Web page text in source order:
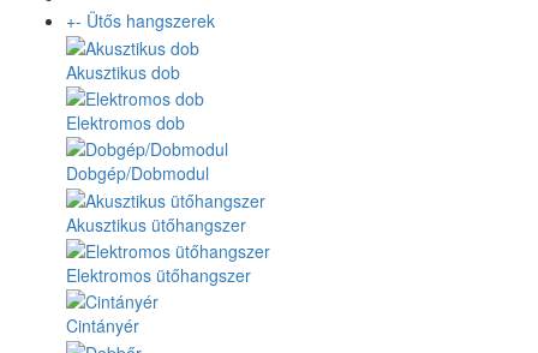
+- Ütős hangszerek
Akusztikus dob
Elektromos dob
Dobgép/Dobmodul
Akusztikus ütőhangszer
Elektromos ütőhangszer
Cintányér